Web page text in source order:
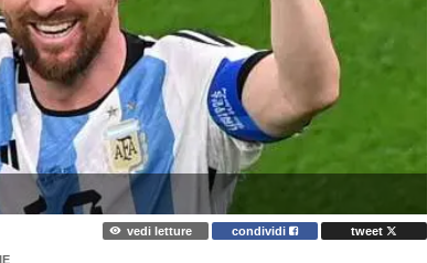
vedi letture condividi tweet